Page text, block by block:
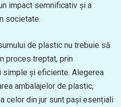
impact semnificativ și a
societate.
de plastic nu trebuie să
proces treptat, prin
simple și eficiente. Alegerea
ambalajelor de plastic,
celor din jur sunt pași esențiali